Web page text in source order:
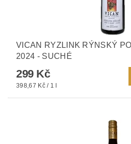
VICAN RYZLINK RÝNSKÝ
2024 - SUCHÉ
299 Kč
398,67 Kč / 1 l